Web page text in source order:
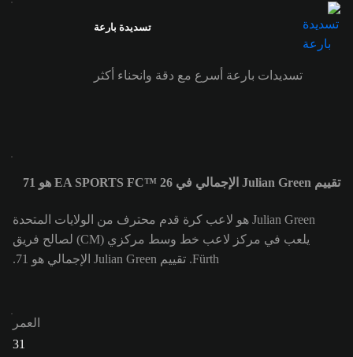
تسديدة بارعة
تسديدات بارعة أسرع مع دقة وانحناء أكثر
تقييم Julian Green الإجمالي في EA SPORTS FC™ 26 هو 71
Julian Green هو لاعب كرة قدم محترف من الولايات المتحدة
يلعب في مركز لاعب خط وسط مركزي (CM) لصالح فريق
Fürth. تقييم Julian Green الإجمالي هو 71.
العمر
31